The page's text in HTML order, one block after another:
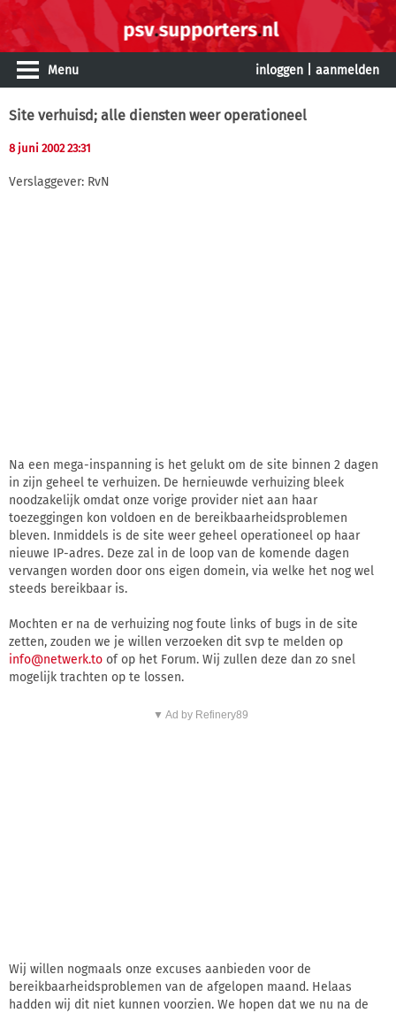
Menu inloggen aanmelden
Site verhuisd; alle diensten weer operationeel
8 juni 2002 23:31
Verslaggever: RvN
Na een mega-inspanning is het gelukt om de site binnen 2 dagen
in zijn geheel te verhuizen. De hernieuwde verhuizing bleek
noodzakelijk omdat onze vorige provider niet aan haar
toezeggingen kon voldoen en de bereikbaarheidsproblemen
bleven. Inmiddels is de site weer geheel operationeel op haar
nieuwe IP-adres. Deze zal in de loop van de komende dagen
vervangen worden door ons eigen domein, via welke het nog wel
steeds bereikbaar is.
Mochten er na de verhuizing nog foute links of bugs in de site
zetten, zouden we je willen verzoeken dit svp te melden op
info@netwerk.to of op het Forum. Wij zullen deze dan zo snel
mogelijk trachten op te lossen.
▼ Ad by Refinery89
Wij willen nogmaals onze excuses aanbieden voor de
bereikbaarheidsproblemen van de afgelopen maand. Helaas
hadden wij dit niet kunnen voorzien. We hopen dat we nu na de